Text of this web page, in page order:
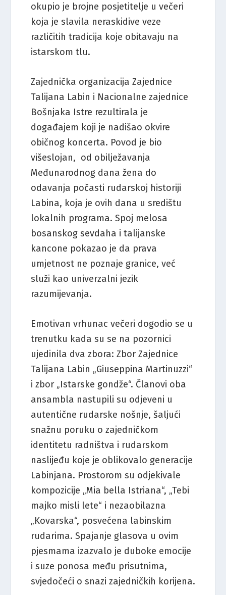
okupio je brojne posjetitelje u večeri
koja je slavila neraskidive veze
različitih tradicija koje obitavaju na
istarskom tlu.
Zajednička organizacija Zajednice
Talijana Labin i Nacionalne zajednice
Bošnjaka Istre rezultirala je
događajem koji je nadišao okvire
običnog koncerta. Povod je bio
višeslojan, od obilježavanja
Međunarodnog dana žena do
odavanja počasti rudarskoj historiji
Labina, koja je ovih dana u središtu
lokalnih programa. Spoj melosa
bosanskog sevdaha i talijanske
kancone pokazao je da prava
umjetnost ne poznaje granice, već
služi kao univerzalni jezik
razumijevanja.
Emotivan vrhunac večeri dogodio se u
trenutku kada su se na pozornici
ujedinila dva zbora: Zbor Zajednice
Talijana Labin „Giuseppina Martinuzzi“
i zbor „Istarske gondže“. Članovi oba
ansambla nastupili su odjeveni u
autentične rudarske nošnje, šaljući
snažnu poruku o zajedničkom
identitetu radništva i rudarskom
naslijeđu koje je oblikovalo generacije
Labinjana. Prostorom su odjekivale
kompozicije „Mia bella Istriana“, „Tebi
majko misli lete“ i nezaobilazna
„Kovarska“, posvećena labinskim
rudarima. Spajanje glasova u ovim
pjesmama izazvalo je duboke emocije
i suze ponosa među prisutnima,
svjedočeći o snazi zajedničkih korijena.